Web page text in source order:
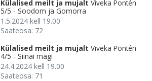
Külalised meilt ja mujalt Viveka Pontén
5/5 - Soodom ja Gomorra
1.5.2024 kell 19.00
Saateosa: 72
Külalised meilt ja mujalt Viveka Pontén
4/5 - Siinai mägi
24.4.2024 kell 19.00
Saateosa: 71